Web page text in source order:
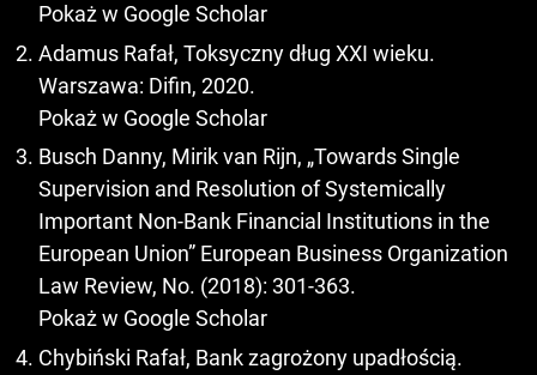
Pokaż w Google Scholar
Adamus Rafał, Toksyczny dług XXI wieku.
Warszawa: Difin, 2020.
Pokaż w Google Scholar
Busch Danny, Mirik van Rijn, „Towards Single
Supervision and Resolution of Systemically
Important Non-Bank Financial Institutions in the
European Union” European Business Organization
Law Review, No. (2018): 301-363.
Pokaż w Google Scholar
Chybiński Rafał, Bank zagrożony upadłością.